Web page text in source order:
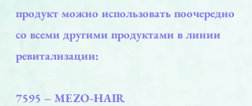
продукт можно использовать поочередно
со всеми другими продуктами в линии
ревитализации:
7595 – MEZO-HAIR